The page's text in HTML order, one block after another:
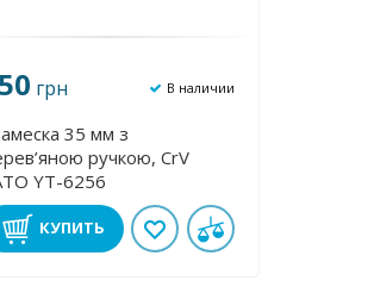
грн В наличии
35 мм з
ручкою, CrV
YT-6256
КУПИТЬ